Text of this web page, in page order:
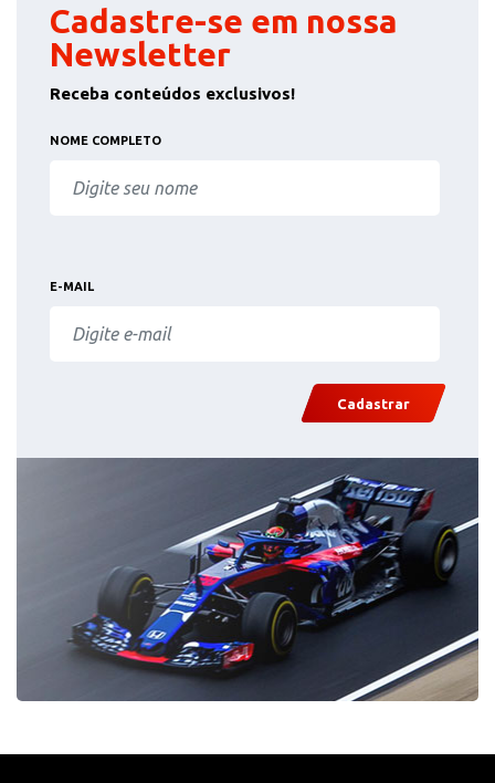
Cadastre-se em nossa
Newsletter
Receba conteúdos exclusivos!
NOME COMPLETO
E-MAIL
Cadastrar